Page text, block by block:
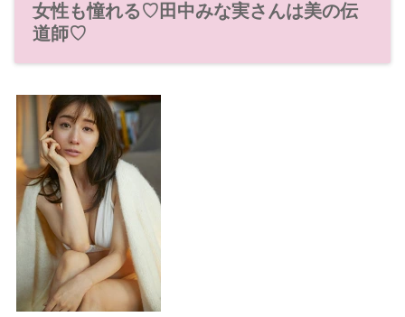
女性も憧れる♡田中みな実さんは美の伝
道師♡